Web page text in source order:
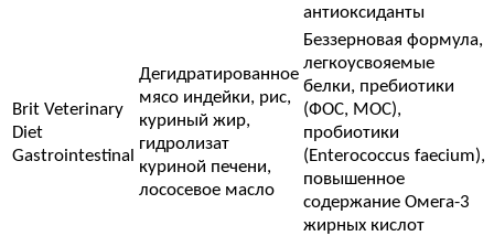
антиоксиданты
Brit Veterinary
Diet
Gastrointestinal
Дегидратированное
мясо индейки, рис,
куриный жир,
гидролизат
куриной печени,
лососевое масло
Беззерновая формула,
легкоусвояемые
белки, пребиотики
(ФОС, МОС),
пробиотики
(Enterococcus faecium),
повышенное
содержание Омега-3
жирных кислот